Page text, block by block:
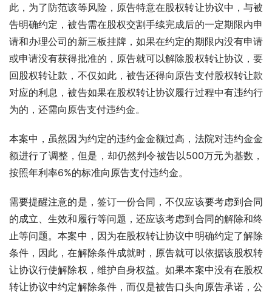
此，为了防范该等风险，原告特意在股权转让协议中，与被
告明确约定，被告需在股权交割手续完成后的一定期限内申
请和办理公司的新三板挂牌，如果在约定的期限内没有申请
或申请没有获得批准的，原告就可以解除股权转让协议，要
回股权转让款，不仅如此，被告还得向原告支付股权转让款
对应的利息，被告如果在股权转让协议履行过程中有违约行
为的，还需向原告支付违约金。
本案中，虽然因为约定的违约金金额过高，法院对违约金金
额进行了调整，但是，却仍然判令被告以500万元为基数，
按照年利率6%的标准向原告支付违约金。
需要提醒注意的是，签订一份合同，不仅应该要考虑到合同
的成立、生效和履行等问题，还应该考虑到合同的解除和终
止等问题。本案中，因为在股权转让协议中明确约定了解除
条件，因此，在解除条件成就时，原告就可以依据该股权转
让协议行使解除权，维护自身权益。如果本案中没有在股权
转让协议中约定解除条件，而仅是被告口头向原告承诺，公